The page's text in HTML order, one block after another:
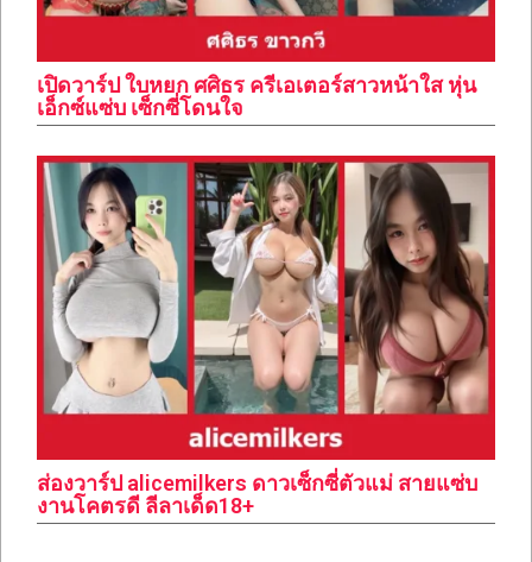
เปิดวาร์ป ใบหยก ศศิธร ครีเอเตอร์สาวหน้าใส หุ่น
เอ็กซ์แซ่บ เซ็กซี่โดนใจ
ส่องวาร์ป alicemilkers ดาวเซ็กซี่ตัวแม่ สายแซ่บ
งานโคตรดี ลีลาเด็ด18+